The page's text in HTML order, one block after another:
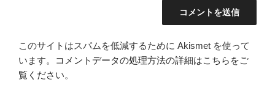
このサイトはスパムを低減するために Akismet を使って
います。
コメントデータの処理方法の詳細はこちらをご
覧ください。